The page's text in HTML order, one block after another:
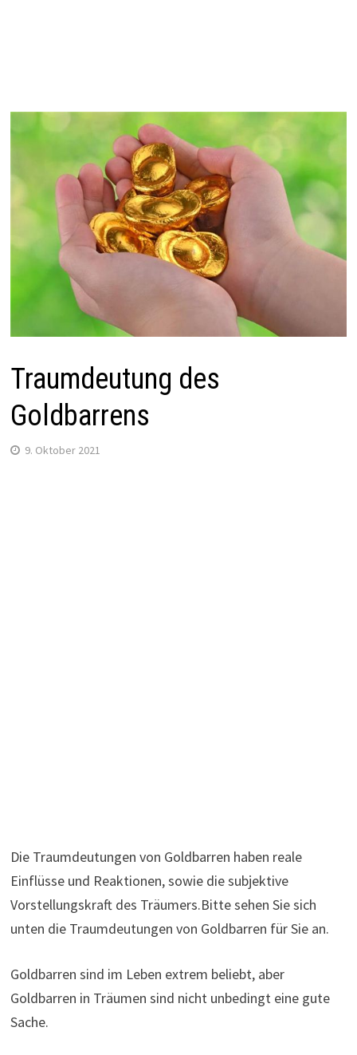
Traumdeutung des
Goldbarrens
9. Oktober 2021
Die Traumdeutungen von Goldbarren haben reale
Einflüsse und Reaktionen, sowie die subjektive
Vorstellungskraft des Träumers.Bitte sehen Sie sich
unten die Traumdeutungen von Goldbarren für Sie an.
Goldbarren sind im Leben extrem beliebt, aber
Goldbarren in Träumen sind nicht unbedingt eine gute
Sache.